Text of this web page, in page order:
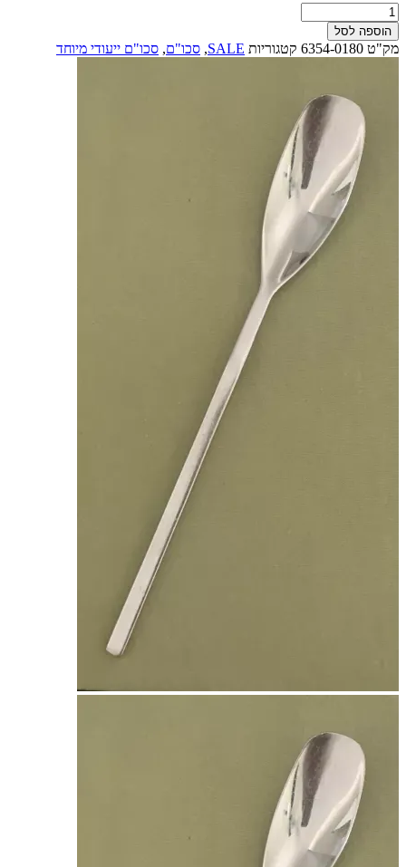
₪148.00.
כמות
של
סט
6
10,5סמ'
נירוסטה
18/10מדגם
MARCHESSI-
הוספה לסל
מק"ט 6354-0180 קטגוריות SALE
, סכו"ם, סכו"ם ייעודי מיוחד